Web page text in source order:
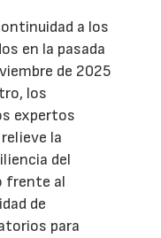
a los
en la pasada
de 2025
los
expertos
la
del
frente al
de
para